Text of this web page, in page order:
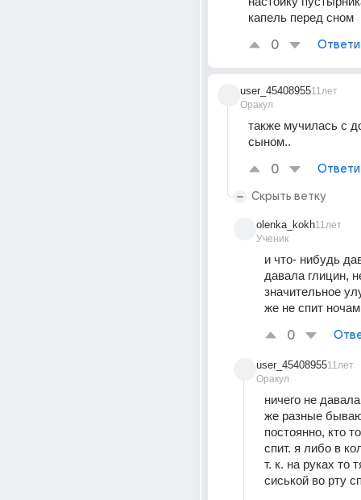
капель перед сном
0
user_45408955
Оракул
11лет
также мучилась с
сыном..
0
Скрыть ветку
olenka_kokh
Ученик
11лет
и что- нибудь
давала глицин,
значительное
же не спит
0
user_45408955
Оракул
11лет
ничего не
же разные
постоянно, кто
спит. я либо в
т. к. на руках то
сиськой во рту